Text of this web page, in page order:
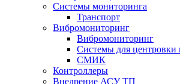
Системы мониторинга
Транспорт
Вибромониторинг
Вибромониторинг
Системы для центровки
СМИК
Контроллеры
Внедрение АСУ ТП